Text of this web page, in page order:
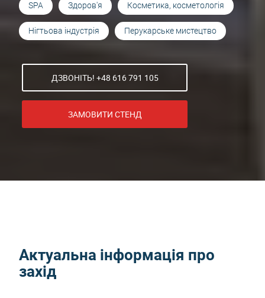
SPA Здоров'я Косметика, косметологія
Нігтьова індустрія Перукарське мистецтво
ДЗВОНІТЬ! +48 616 791 105
ЗАМОВИТИ СТЕНД
Актуальна інформація про
захід